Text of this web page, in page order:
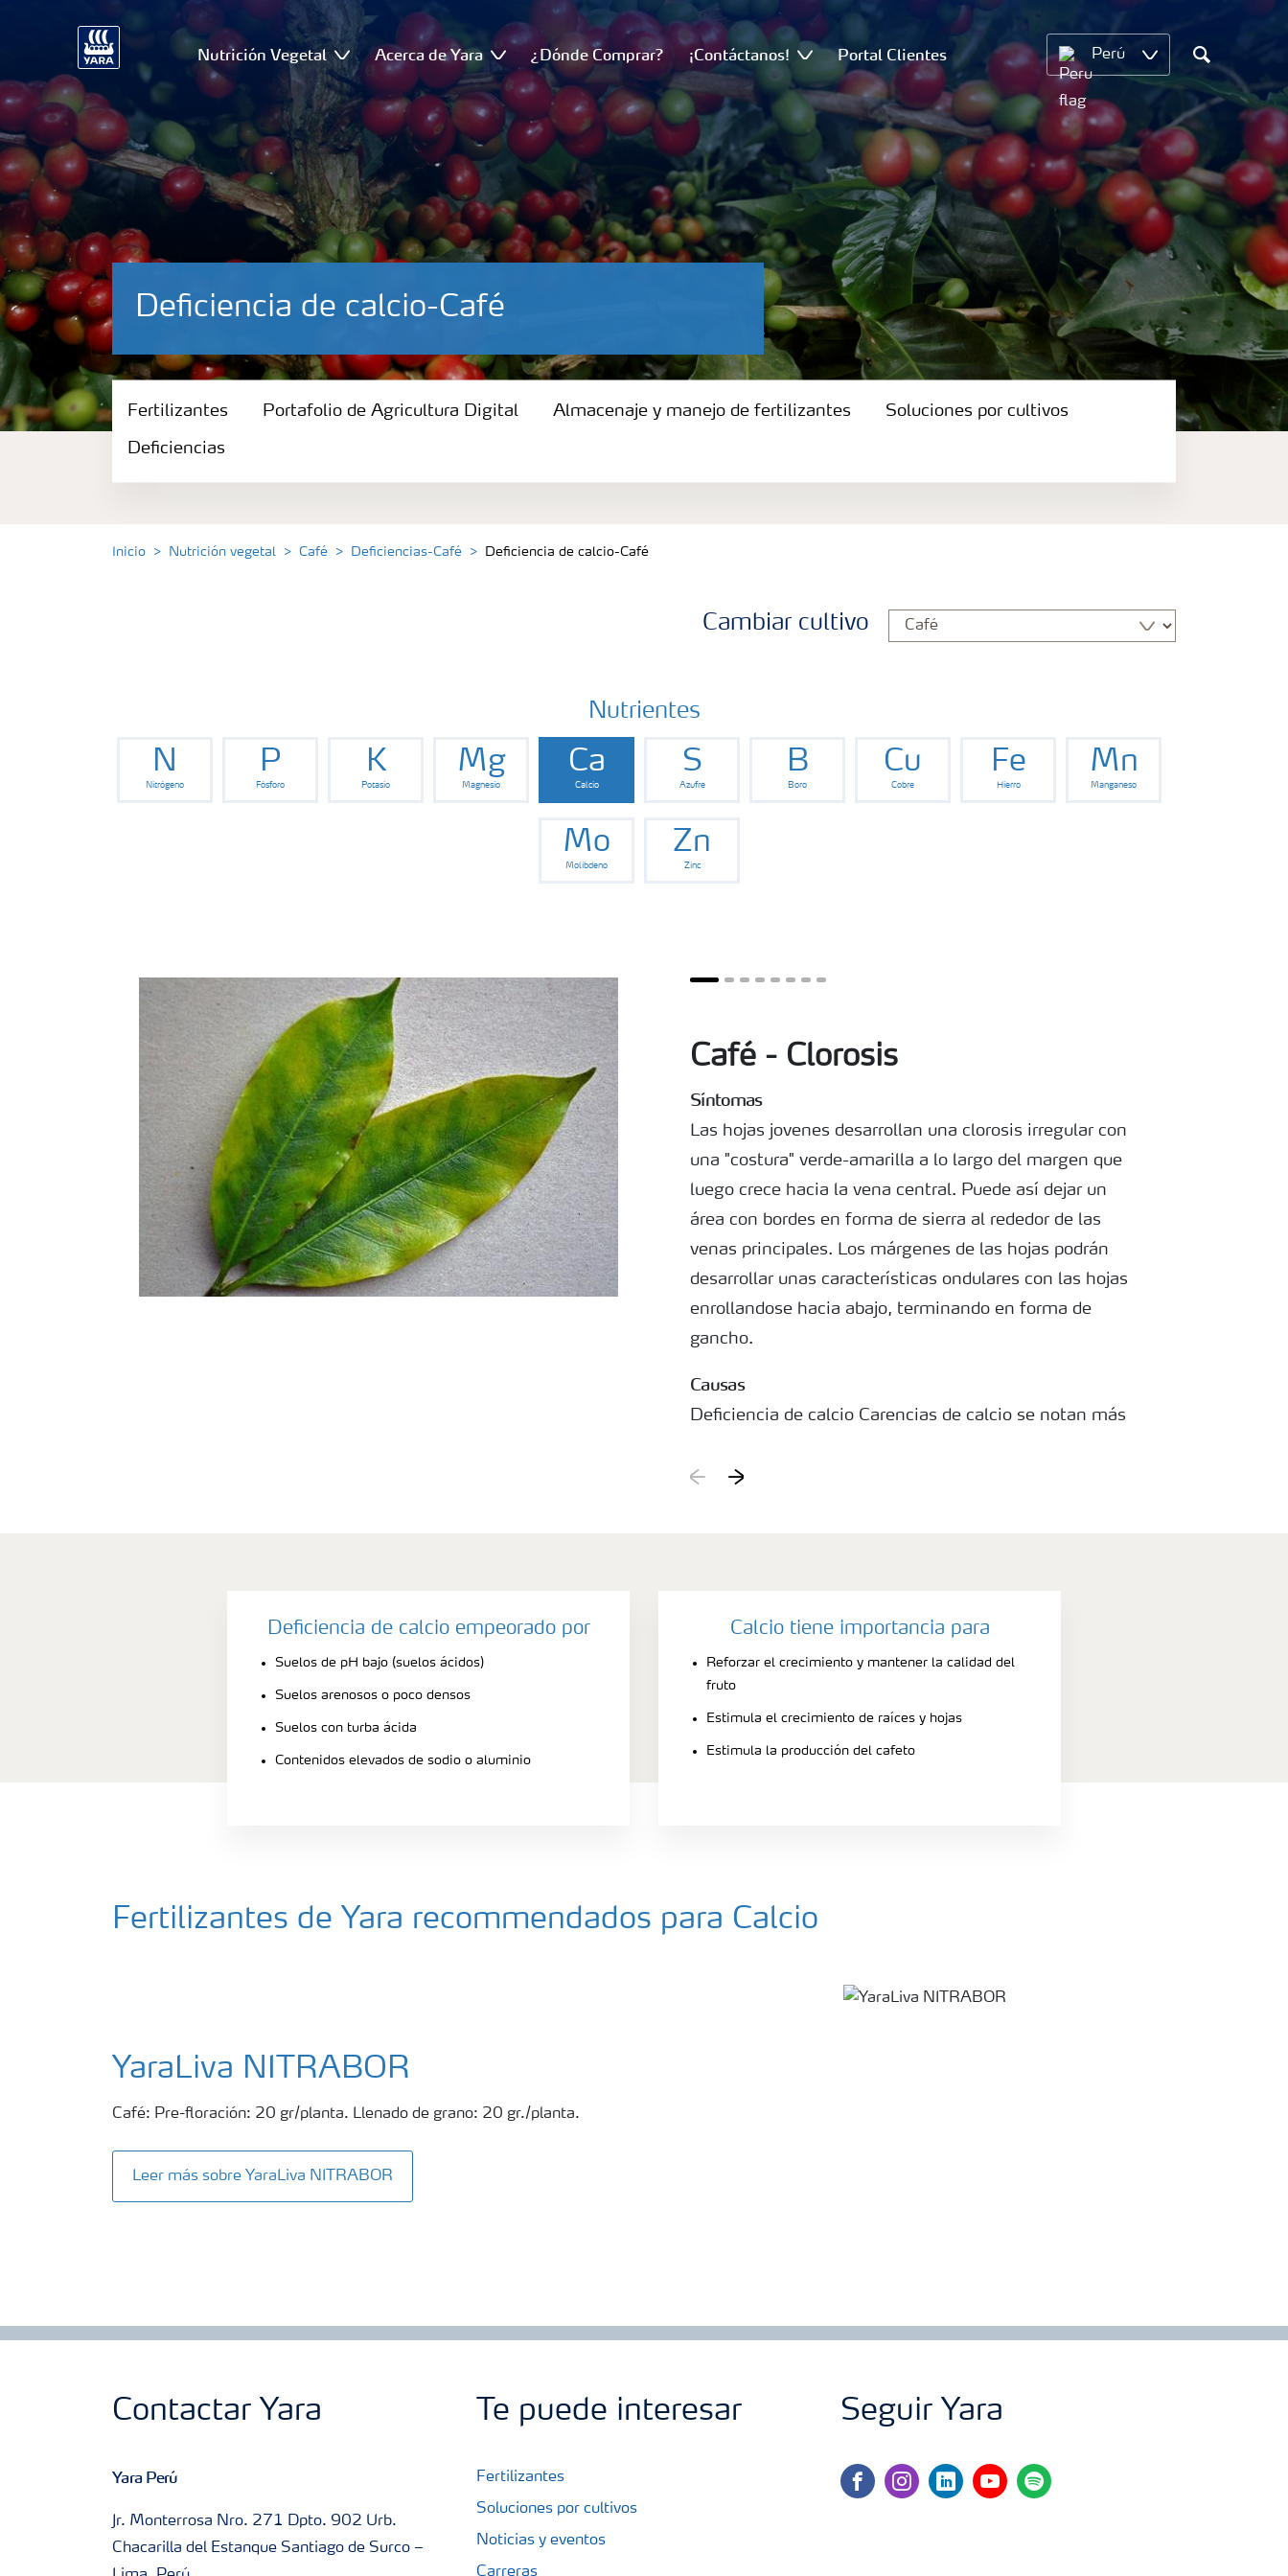
Nutrición Vegetal Acerca de Yara ¿Dónde Comprar? ¡Contáctanos! Portal Clientes Perú
Search
Deficiencia de calcio-Café
Fertilizantes
Portafolio de Agricultura Digital
Fertilizantes Portafolio de Agricultura Digital Almacenaje y manejo de fertilizantes Soluciones por cultivos
Deficiencias
Inicio Nutrición vegetal Café Deficiencias-Café Deficiencia de calcio-Café
Cambiar cultivo
Nutrientes
N
Nitrógeno
P
Fósforo
K
Potasio
Mg
Magnesio
Ca
Calcio
S
Azufre
B
Boro
Cu
Cobre
Fe
Hierro
Mn
Manganeso
Mo
Molibdeno
Zn
Zinc
Café - Clorosis
Síntomas
Las hojas jovenes desarrollan una clorosis irregular con
una "costura" verde-amarilla a lo largo del margen que
luego crece hacia la vena central. Puede así dejar un
área con bordes en forma de sierra al rededor de las
venas principales. Los márgenes de las hojas podrán
desarrollar unas características ondulares con las hojas
enrollandose hacia abajo, terminando en forma de
gancho.
Causas
Deficiencia de calcio Carencias de calcio se notan más
poco desarrollado. Como el calcio es un elemento muy
Deficiencia de calcio empeorado por
Suelos de pH bajo (suelos ácidos)
Suelos arenosos o poco densos
Suelos con turba ácida
Contenidos elevados de sodio o aluminio
Calcio tiene importancia para
Reforzar el crecimiento y mantener la calidad del
fruto
Estimula el crecimiento de raíces y hojas
Estimula la producción del cafeto
Fertilizantes de Yara recommendados para Calcio
YaraLiva NITRABOR
Café: Pre-floración: 20 gr/planta. Llenado de grano: 20 gr./planta.
Leer más sobre YaraLiva NITRABOR
Contactar Yara
Yara Perú
Jr. Monterrosa Nro. 271 Dpto. 902 Urb.
Chacarilla del Estanque Santiago de Surco –
Te puede interesar
Fertilizantes
Soluciones por cultivos
Noticias y eventos
Carreras
Seguir Yara
facebookinstagramlinkedinyoutubespotify